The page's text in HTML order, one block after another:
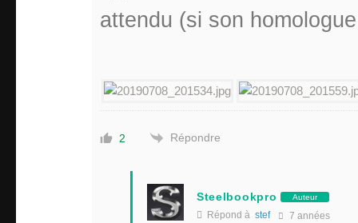
attendu (si son
2 Répondre
Steelbookpro Auteur
Répond à stef 7 années